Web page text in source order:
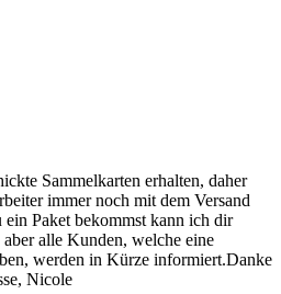
Sammelkarten erhalten, daher
immer noch mit dem Versand
ein Paket bekommst kann ich dir
alle Kunden, welche eine
werden in Kürze informiert.Danke
Nicole